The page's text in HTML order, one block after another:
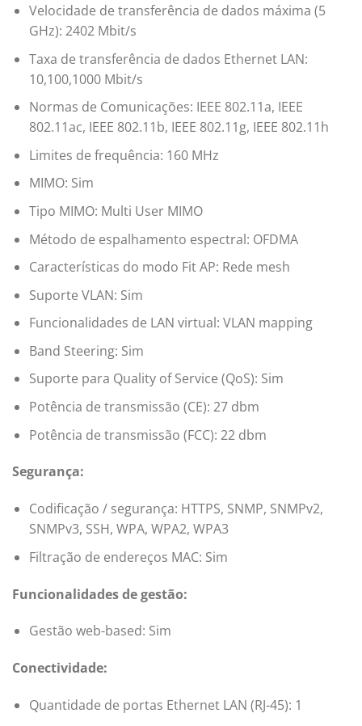
Velocidade de transferência de dados máxima (5
GHz): 2402 Mbit/s
Taxa de transferência de dados Ethernet LAN:
10,100,1000 Mbit/s
Normas de Comunicações: IEEE 802.11a, IEEE
802.11ac, IEEE 802.11b, IEEE 802.11g, IEEE 802.11h
Limites de frequência: 160 MHz
MIMO: Sim
Tipo MIMO: Multi User MIMO
Método de espalhamento espectral: OFDMA
Características do modo Fit AP: Rede mesh
Suporte VLAN: Sim
Funcionalidades de LAN virtual: VLAN mapping
Band Steering: Sim
Suporte para Quality of Service (QoS): Sim
Potência de transmissão (CE): 27 dbm
Potência de transmissão (FCC): 22 dbm
Segurança:
Codificação / segurança: HTTPS, SNMP, SNMPv2,
SNMPv3, SSH, WPA, WPA2, WPA3
Filtração de endereços MAC: Sim
Funcionalidades de gestão:
Gestão web-based: Sim
Conectividade:
Quantidade de portas Ethernet LAN (RJ-45): 1